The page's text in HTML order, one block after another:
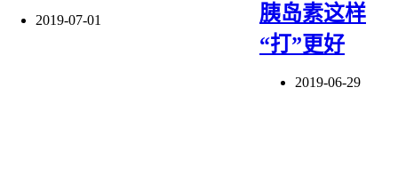
2019-07-01
胰岛素这样
“打”更好
2019-06-29